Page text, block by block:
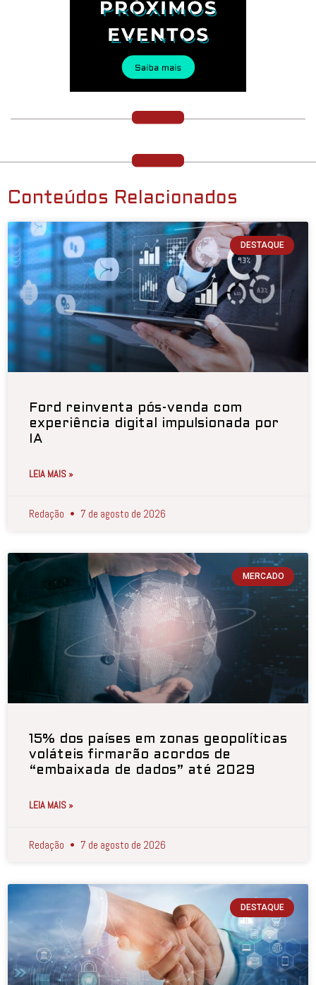
Conteúdos Relacionados
DESTAQUE
Ford reinventa pós-venda com
experiência digital impulsionada por
IA
LEIA MAIS »
Redação 7 de agosto de 2026
MERCADO
15% dos países em zonas geopolíticas
voláteis firmarão acordos de
“embaixada de dados” até 2029
LEIA MAIS »
Redação 7 de agosto de 2026
DESTAQUE